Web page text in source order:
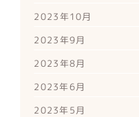
2023年10月
2023年9月
2023年8月
2023年6月
2023年5月